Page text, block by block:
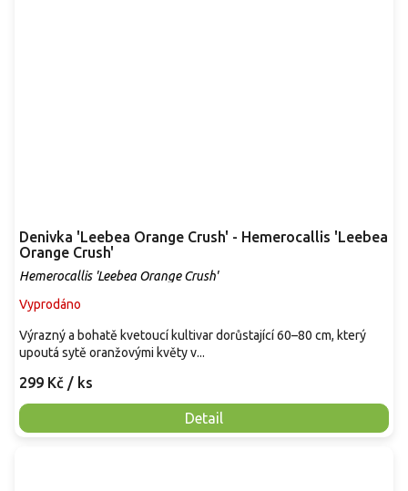
Denivka 'Leebea Orange Crush' - Hemerocallis 'Leebea
Orange Crush'
Hemerocallis 'Leebea Orange Crush'
Vyprodáno
299 Kč / ks
Detail
Výrazný a bohatě kvetoucí kultivar dorůstající 60–80 cm, který
upoutá sytě oranžovými květy v...